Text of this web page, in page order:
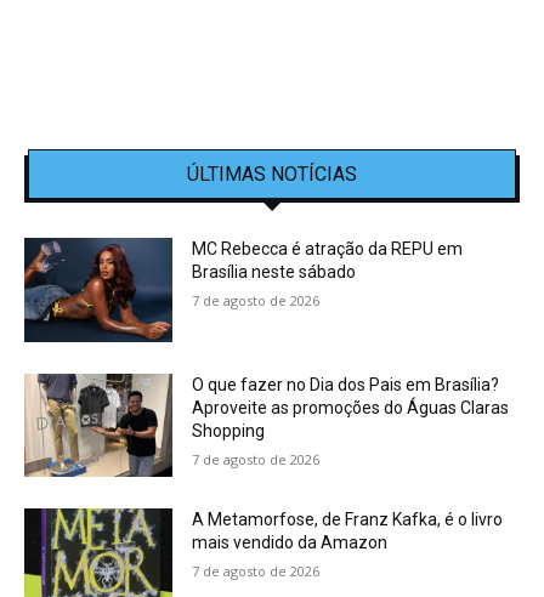
ÚLTIMAS NOTÍCIAS
MC Rebecca é atração da REPU em
Brasília neste sábado
7 de agosto de 2026
O que fazer no Dia dos Pais em Brasília?
Aproveite as promoções do Águas Claras
Shopping
7 de agosto de 2026
A Metamorfose, de Franz Kafka, é o livro
mais vendido da Amazon
7 de agosto de 2026